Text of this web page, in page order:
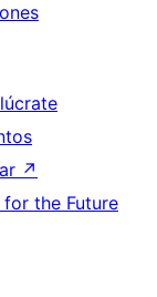
↗
for the Future